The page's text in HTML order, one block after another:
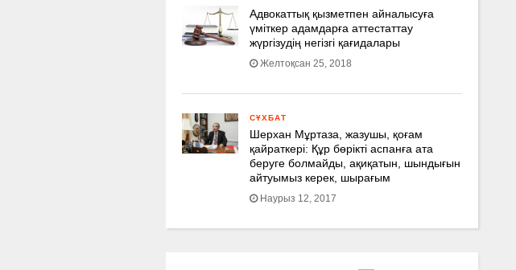
Адвокаттық қызметпен айналысуға
үмiткер адамдарға аттестаттау
жүргізудің негізгі қағидалары
Желтоқсан 25, 2018
СҰХБАТ
Шерхан Мұртаза, жазушы, қоғам
қайраткері: Құр бөрікті аспанға ата
беруге болмайды, ақиқатын, шындығын
айтуымыз керек, шырағым
Наурыз 12, 2017